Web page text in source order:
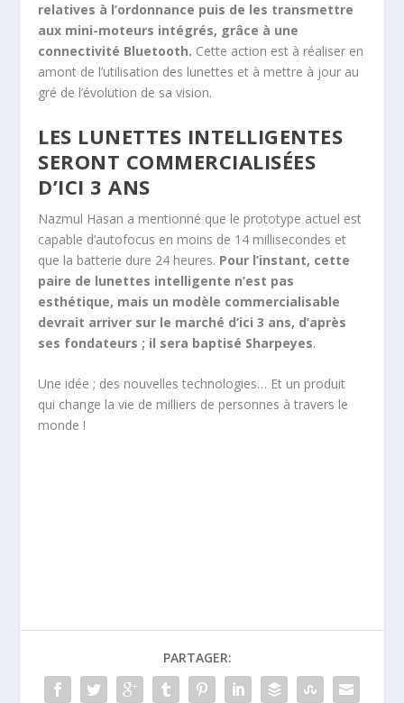
relatives à l’ordonnance puis de les transmettre
aux mini-moteurs intégrés, grâce à une
connectivité Bluetooth. Cette action est à réaliser en
amont de l’utilisation des lunettes et à mettre à jour au
gré de l’évolution de sa vision.
LES LUNETTES INTELLIGENTES
SERONT COMMERCIALISÉES
D’ICI 3 ANS
Nazmul Hasan a mentionné que le prototype actuel est
capable d’autofocus en moins de 14 millisecondes et
que la batterie dure 24 heures. Pour l’instant, cette
paire de lunettes intelligente n’est pas
esthétique, mais un modèle commercialisable
devrait arriver sur le marché d’ici 3 ans, d’après
ses fondateurs ; il sera baptisé Sharpeyes.
Une idée ; des nouvelles technologies… Et un produit
qui change la vie de milliers de personnes à travers le
monde !
PARTAGER: